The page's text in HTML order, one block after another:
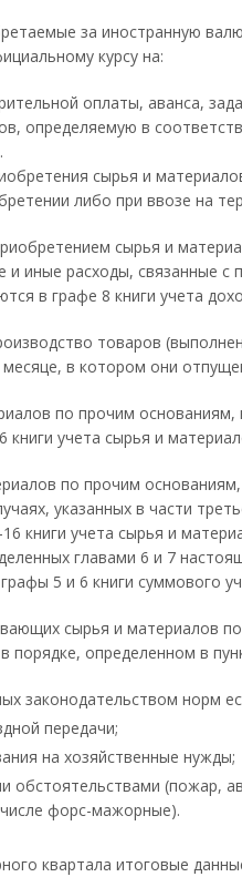
за иностранную
курсу на:
оплаты, аванса,
определяемую в
сырья и
либо при ввозе на
сырья и
и иные расходы, связанные
в графе 8 книги учета
товаров
в котором они
по прочим основаниям,
книги учета сырья и
по прочим
указанных в части
книги учета сырья и
главами 6 и 7
5 и 6 книги суммового
сырья и материалов
порядке, определенном в
законодательством норм
передачи;
на хозяйственные нужды;
обстоятельствами (пожар,
форс-мажорные).
квартала итоговые